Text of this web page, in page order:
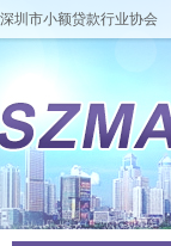
深圳市小额贷款行业协会